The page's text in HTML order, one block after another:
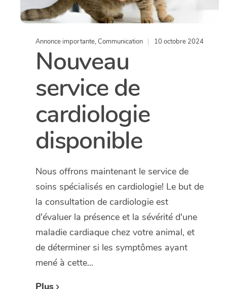
Annonce importante, Communication 10 octobre 2024
Nouveau
service de
cardiologie
disponible
Nous offrons maintenant le service de
soins spécialisés en cardiologie! Le but de
la consultation de cardiologie est
d'évaluer la présence et la sévérité d'une
maladie cardiaque chez votre animal, et
de déterminer si les symptômes ayant
mené à cette...
Plus